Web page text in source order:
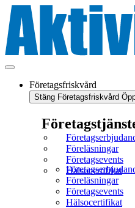
Företagsfriskvård
Stäng Företagsfriskvård
Föreläsningar
Företagsevents
Hälsocertifikat
Föreläsningar
Företagsevents
Hälsocertifikat